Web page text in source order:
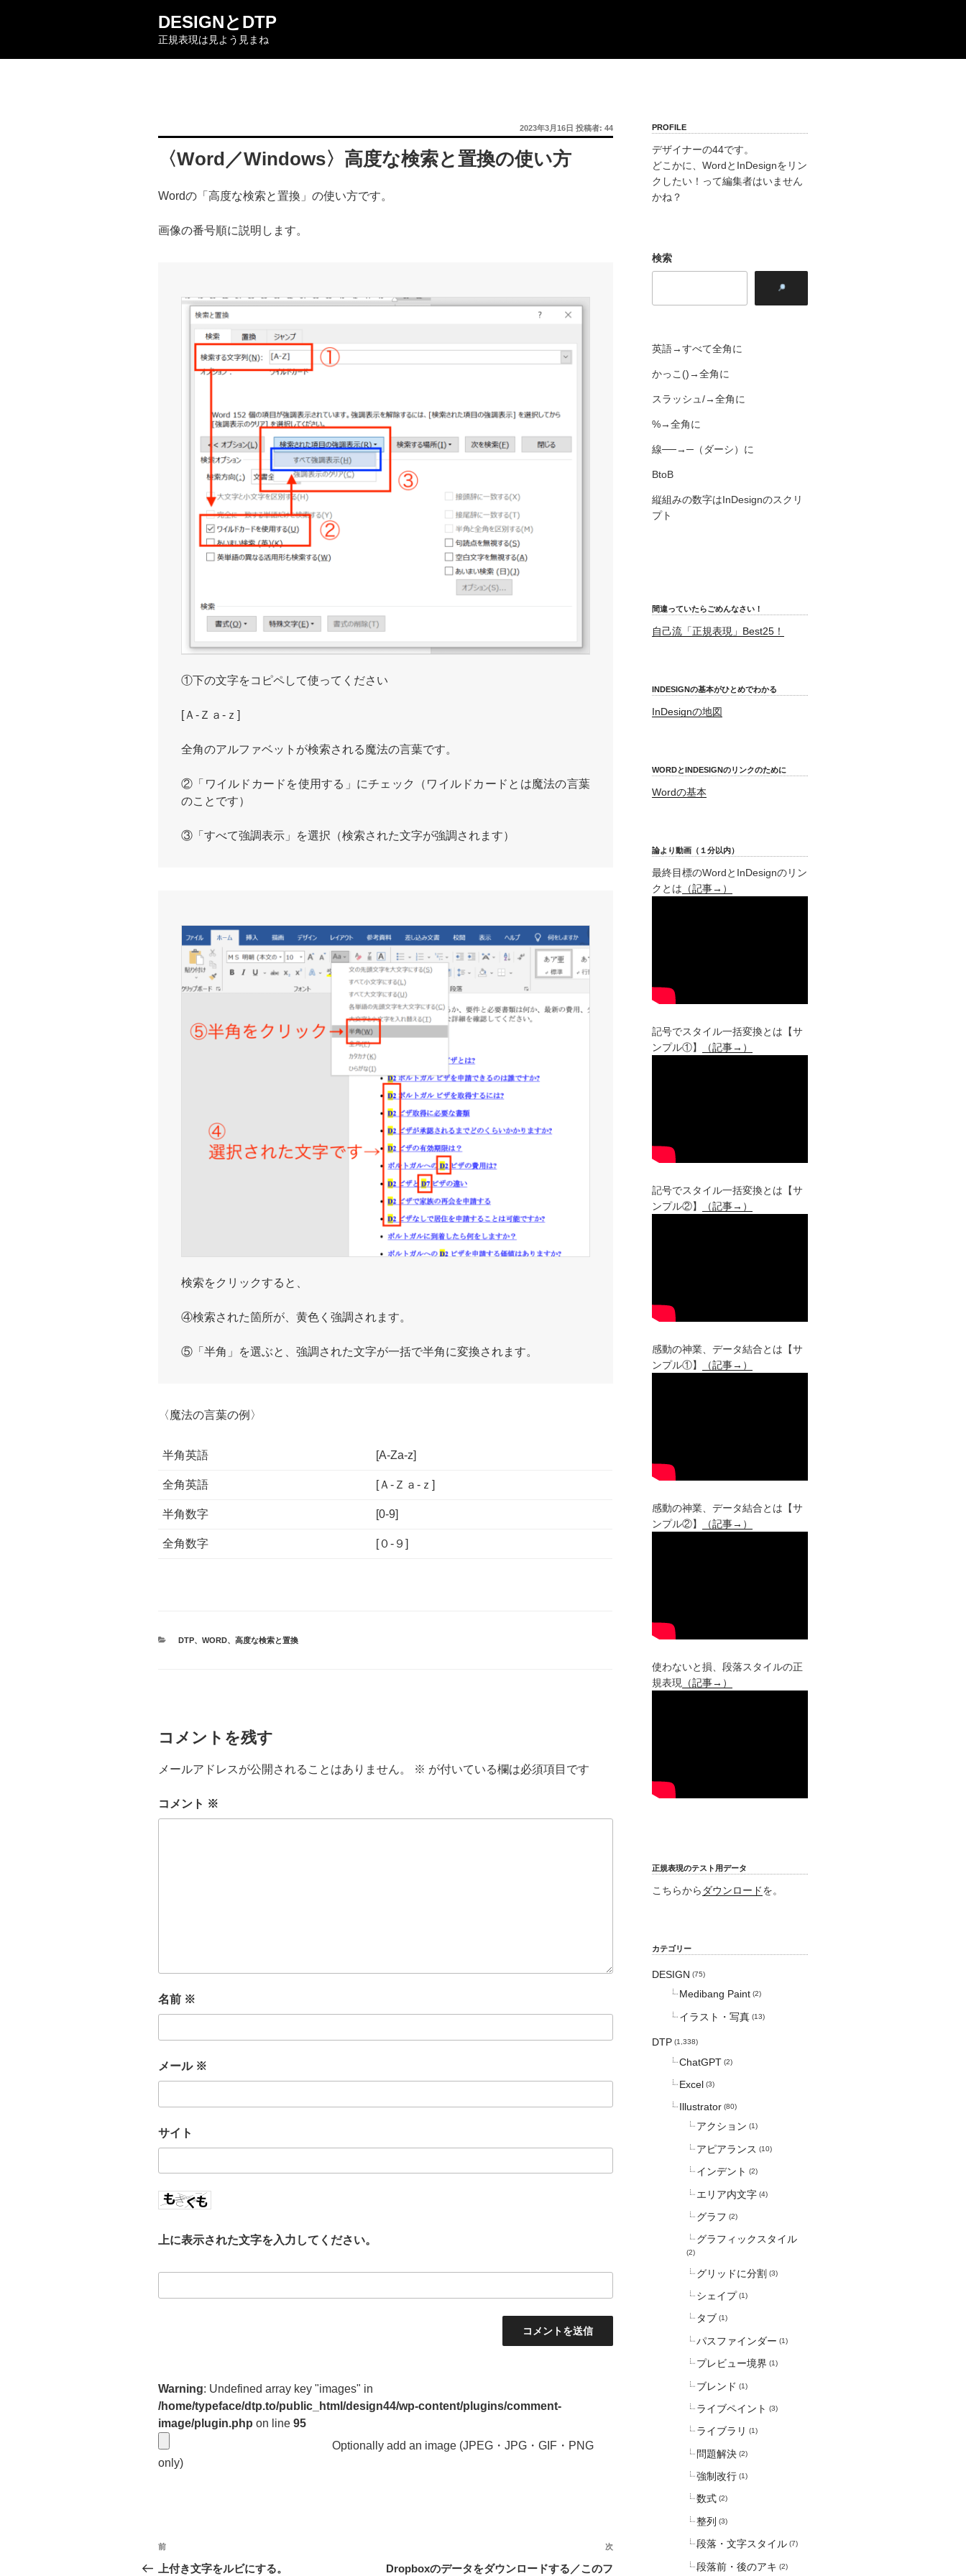
ン
DESIGNとDTP
正規表現は見よう見まね
投
稿
日:
2023年3月16日 投稿者: 44
〈Word／Windows〉高度な検索と置換の使い方
Wordの「高度な検索と置換」の使い方です。
画像の番号順に説明します。
①下の文字をコピペして使ってください
[Ａ-Ｚａ-ｚ]
全角のアルファベットが検索される魔法の言葉です。
②「ワイルドカードを使用する」にチェック（ワイルドカードとは魔法の言葉
のことです）
③「すべて強調表示」を選択（検索された文字が強調されます）
検索をクリックすると、
④検索された箇所が、黄色く強調されます。
⑤「半角」を選ぶと、強調された文字が一括で半角に変換されます。
〈魔法の言葉の例〉
半角英語 [A-Za-z]
全角英語 [Ａ-Ｚａ-ｚ]
半角数字 [0-9]
全角数字 [０-９]
カ
DTP、 WORD、 高度な検索と置換
コメントを残す
メールアドレスが公開されることはありません。 ※ が付いている欄は必須項目です
コメント ※
名前 ※
メール ※
サイト
上に表示された文字を入力してください。
Warning: Undefined array key "images" in
/home/typeface/dtp.to/public_html/design44/wp-content/plugins/comment-
image/plugin.php on line 95
Optionally add an image (JPEG・JPG・GIF・PNG
only)
投
稿
前
の
前
上付き文字をルビにする。
次
の
次
Dropboxのデータをダウンロードする／このフ
PROFILE
デザイナーの44です。
どこかに、WordとInDesignをリン
クしたい！って編集者はいません
かね？
検索
英語→すべて全角に
かっこ()→全角に
スラッシュ/→全角に
%→全角に
線──→─（ダーシ）に
BtoB
縦組みの数字はInDesignのスクリ
プト
間違っていたらごめんなさい！
自己流「正規表現」Best25！
INDESIGNの基本がひとめでわかる
InDesignの地図
WORDとINDESIGNのリンクのために
Wordの基本
論より動画（１分以内）
最終目標のWordとInDesignのリン
クとは （記事→）
記号でスタイル一括変換とは【サ
ンプル①】
（記事→）
記号でスタイル一括変換とは【サ
ンプル②】
（記事→）
感動の神業、データ結合とは【サ
ンプル①】
（記事→）
感動の神業、データ結合とは【サ
ンプル②】
（記事→）
使わないと損、段落スタイルの正
規表現
（記事→）
正規表現のテスト用データ
こちらから ダウンロードを。
カテゴリー
DESIGN (75)
Medibang Paint (2)
イラスト・写真 (13)
DTP (1,338)
ChatGPT (2)
Excel (3)
Illustrator (80)
アクション (1)
アピアランス (10)
インデント (2)
エリア内文字 (4)
グラフ (2)
グラフィックスタイル
(2)
グリッドに分割 (3)
シェイプ (1)
タブ (1)
パスファインダー (1)
プレビュー境界 (1)
ブレンド (1)
ライブペイント (3)
ライブラリ (1)
問題解決 (2)
強制改行 (1)
数式 (2)
整列 (3)
段落・文字スタイル (7)
段落前・後のアキ (2)